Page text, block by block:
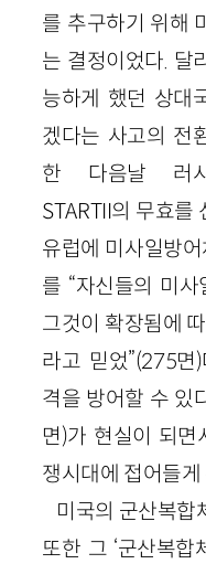
를 추구하기 위해
는 결정이었다. 달
능하게 했던 상대
겠다는 사고의 전
한 다음날 러시
STARTII의 무효를
유럽에 미사일방
를 “자신들의 미
그것이 확장됨에
라고 믿었”(275면)
격을 방어할 수 있
면)가 현실이 되면
쟁시대에 접어들게
미국의 군산복합
또한 그 ‘군산복합